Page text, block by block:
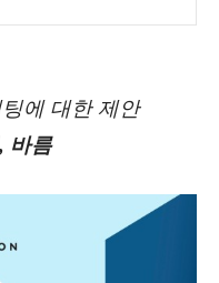
에 대한 제안
바름